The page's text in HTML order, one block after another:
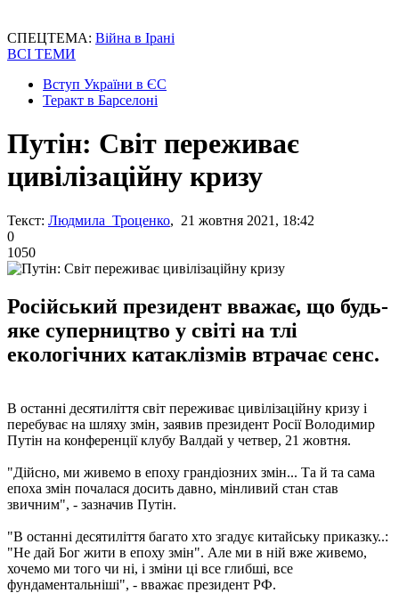
СПЕЦТЕМА: Війна в Ірані
ВСІ ТЕМИ
Вступ України в ЄС
Теракт в Барселоні
Путін: Світ переживає
цивілізаційну кризу
Текст: Людмила Троценко, 21 жовтня 2021, 18:42
0
1050
Російський президент вважає, що будь-
яке суперництво у світі на тлі
екологічних катаклізмів втрачає сенс.
В останні десятиліття світ переживає цивілізаційну кризу і
перебуває на шляху змін, заявив президент Росії Володимир
Путін на конференції клубу Валдай у четвер, 21 жовтня.
"Дійсно, ми живемо в епоху грандіозних змін... Та й та сама
епоха змін почалася досить давно, мінливий стан став
звичним", - зазначив Путін.
"В останні десятиліття багато хто згадує китайську приказку..:
"Не дай Бог жити в епоху змін". Але ми в ній вже живемо,
хочемо ми того чи ні, і зміни ці все глибші, все
фундаментальніші", - вважає президент РФ.